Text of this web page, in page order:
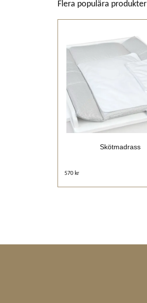
Flera populära produkter
Skötmadrass
570 kr